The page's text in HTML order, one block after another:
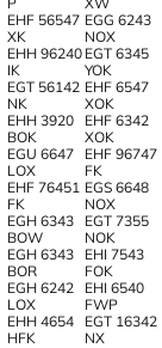
EHF 56547
XK
EGG 6243
NOX
EHH 96240
IK
EGT 6345
YOK
EGT 56142
NK
EHF 6547
XOK
EHH 3920
BOK
EHF 6342
XOK
EGU 6647
LOX
EHF 96747
FK
EHF 76451
FK
EGS 6648
NOX
EGH 6343
BOW
EGT 7355
NOK
EGH 6343
BOR
EHI 7543
FOK
EGH 6242
LOX
EHI 6540
FWP
EHH 4654
HFK
EGT 16342
NX